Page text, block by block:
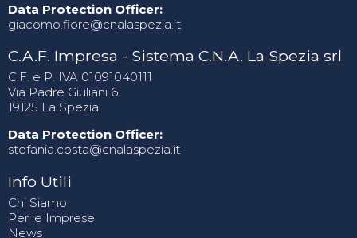
Data Protection Officer:
giacomo.fiore@cnalaspezia.it
C.A.F. Impresa - Sistema C.N.A. La Spezia srl
C.F. e P. IVA 01091040111
Via Padre Giuliani 6
19125 La Spezia
Data Protection Officer:
stefania.costa@cnalaspezia.it
Info Utili
Chi Siamo
Per le Imprese
News